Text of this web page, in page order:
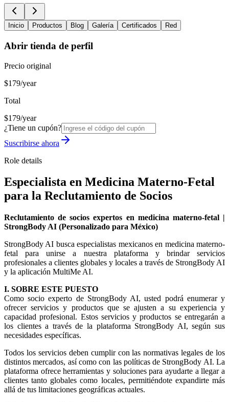
Inicio Productos Blog Galería Certificados Red
Abrir tienda de perfil
Precio original
$179/year
Total
$179/year
¿Tiene un cupón?
Suscribirse ahora
Role details
Especialista en Medicina Materno-Fetal
para la Reclutamiento de Socios
Reclutamiento de socios expertos en medicina materno-fetal |
StrongBody AI (Personalizado para México)
StrongBody AI busca especialistas mexicanos en medicina materno-
fetal para unirse a nuestra plataforma y brindar servicios
profesionales a clientes globales y locales a través de StrongBody AI
y la aplicación MultiMe AI.
I. SOBRE ESTE PUESTO
Como socio experto de StrongBody AI, usted podrá enumerar y
ofrecer servicios y productos que se ajusten a su experiencia y
capacidad profesional. Estos servicios y productos se entregarán a
los clientes a través de la plataforma StrongBody AI, según sus
necesidades específicas.
Todos los servicios deben cumplir con las normativas legales de los
distintos mercados, así como con las políticas de StrongBody AI. La
plataforma ofrece herramientas y soluciones para ayudarte a llegar a
clientes tanto globales como locales, permitiéndote expandirte más
allá de tus limitaciones geográficas actuales.